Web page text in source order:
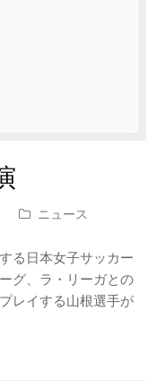
ニュース
る日本女子サッカー
グ、ラ・リーガとの
レイする山根選手が